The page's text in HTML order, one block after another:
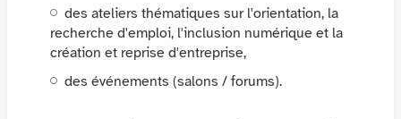
des ateliers thématiques sur l'orientation, la
recherche d'emploi, l'inclusion numérique et la
création et reprise d'entreprise,
des événements (salons / forums).